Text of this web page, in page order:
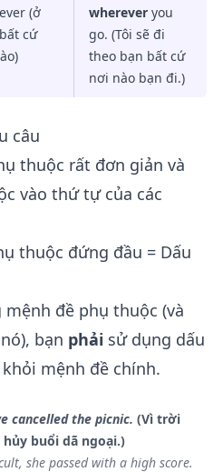
(ở
cứ
wherever you
go. (Tôi sẽ đi
theo bạn bất cứ
nơi nào bạn đi.)
câu
thuộc rất đơn giản và
vào thứ tự của các
thuộc đứng đầu = Dấu
đề phụ thuộc (và
bạn phải sử dụng dấu
mệnh đề chính.
cancelled the picnic. (Vì trời
buổi dã ngoại.)
, she passed with a high score.